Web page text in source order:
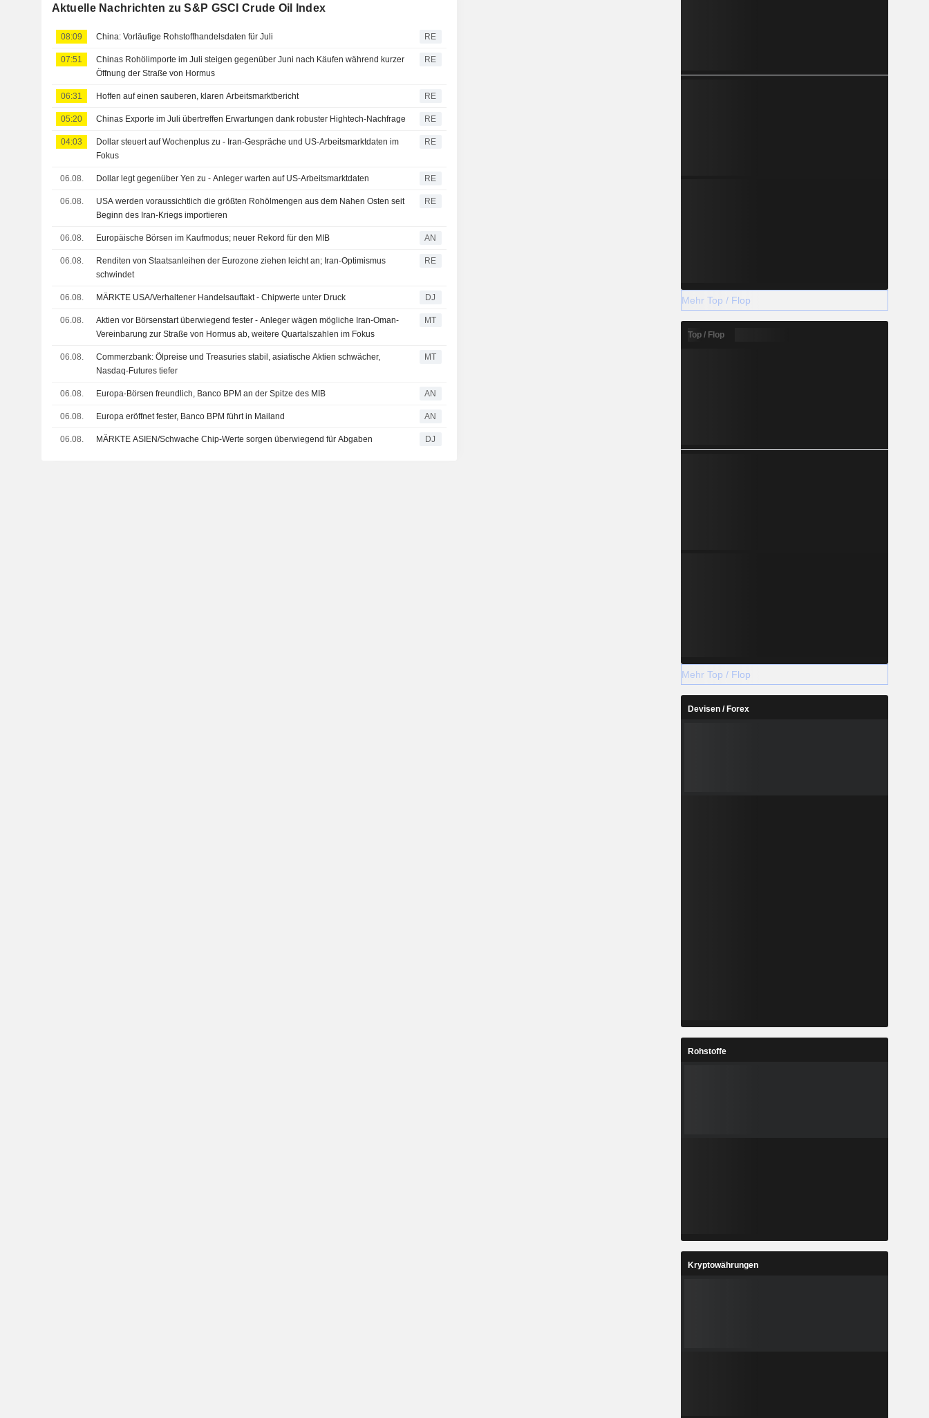
Aktuelle Nachrichten zu S&P GSCI Crude Oil Index
08:09 China: Vorläufige Rohstoffhandelsdaten für Juli RE
07:51
Chinas Rohölimporte im Juli steigen gegenüber Juni nach Käufen während kurzer
Öffnung der Straße von Hormus
RE
06:31 Hoffen auf einen sauberen, klaren Arbeitsmarktbericht RE
05:20 Chinas Exporte im Juli übertreffen Erwartungen dank robuster Hightech-Nachfrage RE
04:03
Dollar steuert auf Wochenplus zu - Iran-Gespräche und US-Arbeitsmarktdaten im
Fokus
RE
06.08. Dollar legt gegenüber Yen zu - Anleger warten auf US-Arbeitsmarktdaten RE
06.08.
USA werden voraussichtlich die größten Rohölmengen aus dem Nahen Osten seit
Beginn des Iran-Kriegs importieren
RE
06.08. Europäische Börsen im Kaufmodus; neuer Rekord für den MIB AN
06.08.
Renditen von Staatsanleihen der Eurozone ziehen leicht an; Iran-Optimismus
schwindet
RE
06.08. MÄRKTE USA/Verhaltener Handelsauftakt - Chipwerte unter Druck DJ
06.08.
Aktien vor Börsenstart überwiegend fester - Anleger wägen mögliche Iran-Oman-
Vereinbarung zur Straße von Hormus ab, weitere Quartalszahlen im Fokus
MT
06.08.
Commerzbank: Ölpreise und Treasuries stabil, asiatische Aktien schwächer,
Nasdaq-Futures tiefer
MT
06.08. Europa-Börsen freundlich, Banco BPM an der Spitze des MIB AN
06.08. Europa eröffnet fester, Banco BPM führt in Mailand AN
06.08. MÄRKTE ASIEN/Schwache Chip-Werte sorgen überwiegend für Abgaben DJ
Mehr Top / Flop
Top / Flop
Mehr Top / Flop
Devisen / Forex
Rohstoffe
Kryptowährungen